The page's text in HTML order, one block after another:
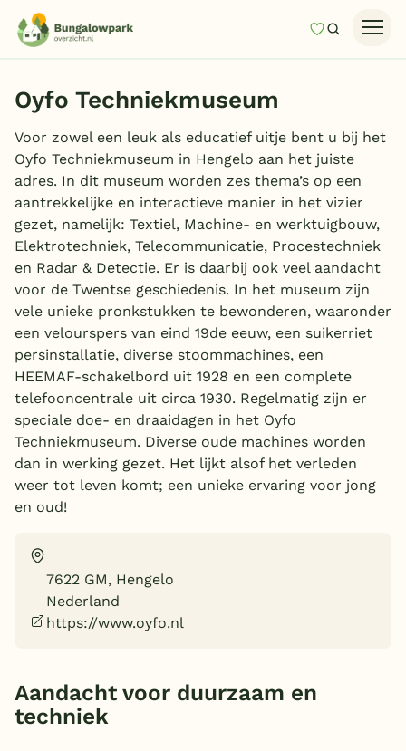
MijnZoeken
Last minutes
Top 12 aanbiedingen
Zomervakantie
Nazomeren
Vakantiehuizen
Vakantiepark keuzehulp
Onze vakantiegidsen
Vakantieparken
Subtropisch zwembad
Overdekt zwembad
Wildwaterbaan
Keuzehulp
Bestemmingen
Veluwe
Oyfo Techniekmuseum
Voor zowel een leuk als educatief uitje bent u bij het
Oyfo Techniekmuseum in Hengelo aan het juiste
adres. In dit museum worden zes thema’s op een
aantrekkelijke en interactieve manier in het vizier
gezet, namelijk: Textiel, Machine- en werktuigbouw,
Elektrotechniek, Telecommunicatie, Procestechniek
en Radar & Detectie. Er is daarbij ook veel aandacht
voor de Twentse geschiedenis. In het museum zijn
vele unieke pronkstukken te bewonderen, waaronder
een velourspers van eind 19de eeuw, een suikerriet
persinstallatie, diverse stoommachines, een
HEEMAF-schakelbord uit 1928 en een complete
telefooncentrale uit circa 1930. Regelmatig zijn er
speciale doe- en draaidagen in het Oyfo
Techniekmuseum. Diverse oude machines worden
dan in werking gezet. Het lijkt alsof het verleden
weer tot leven komt; een unieke ervaring voor jong
en oud!
7622 GM, Hengelo
Nederland
https://www.oyfo.nl
Aandacht voor duurzaam en
techniek